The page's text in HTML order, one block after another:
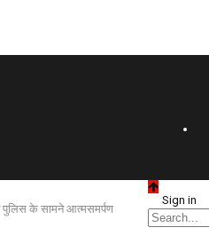
पुलिस के सामने आत्मसमर्पण
Sign in